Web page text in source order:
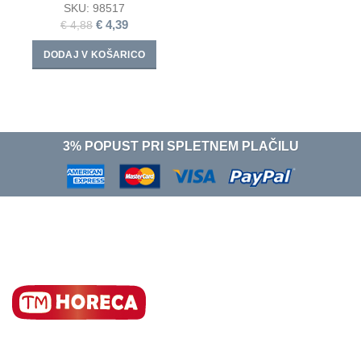
SKU: 98517
€4,88 € 4,39
DODAJ V KOŠARICO
3% POPUST PRI SPLETNEM PLAČILU